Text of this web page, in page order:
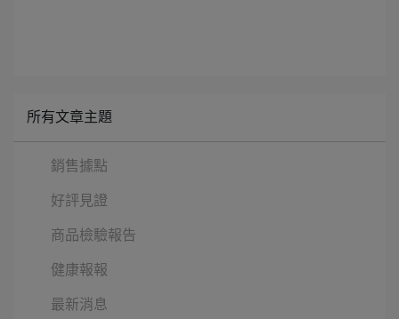
所有文章主題
銷售據點
好評見證
商品檢驗報告
健康報報
最新消息